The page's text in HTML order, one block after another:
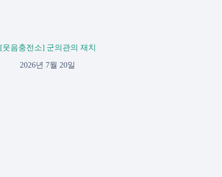
[웃음충전소] 군의관의 재치
2026년 7월 20일